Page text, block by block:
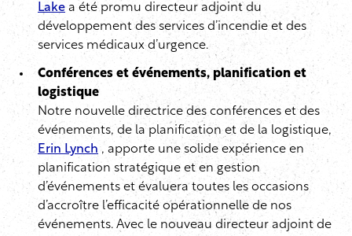
Lake a été promu directeur adjoint du
développement des services d’incendie et des
services médicaux d’urgence.
Conférences et événements, planification et
logistique
Notre nouvelle directrice des conférences et des
événements, de la planification et de la logistique,
Erin Lynch , apporte une solide expérience en
planification stratégique et en gestion
d’événements et évaluera toutes les occasions
d’accroître l’efficacité opérationnelle de nos
événements. Avec le nouveau directeur adjoint de